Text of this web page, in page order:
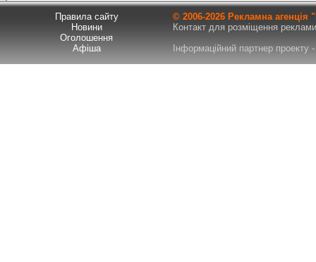
Правила сайту
Новини
Оголошення
Афіша
© 2006-2026 Рекламна
Контакт для розміщення
Інформаційний партнер проекту